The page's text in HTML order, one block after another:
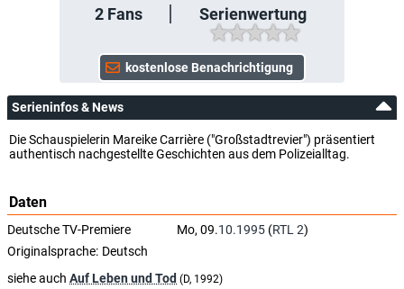
2Fans Serienwertung
Serieninfos & News
Die Schauspielerin Mareike Carrière ("Großstadtrevier") präsentiert
authentisch nachgestellte Geschichten aus dem Polizeialltag.
Daten
Deutsche TV-Premiere Mo, 09.10.1995 (RTL 2)
Originalsprache: Deutsch
siehe auch Auf Leben und Tod (D, 1992)